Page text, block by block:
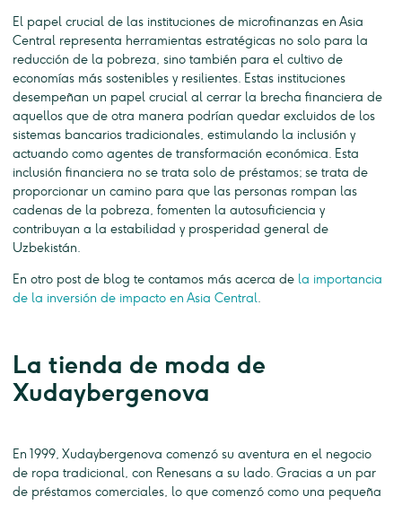
El papel crucial de las instituciones de microfinanzas en Asia
Central representa herramientas estratégicas no solo para la
reducción de la pobreza, sino también para el cultivo de
economías más sostenibles y resilientes. Estas instituciones
desempeñan un papel crucial al cerrar la brecha financiera de
aquellos que de otra manera podrían quedar excluidos de los
sistemas bancarios tradicionales, estimulando la inclusión y
actuando como agentes de transformación económica. Esta
inclusión financiera no se trata solo de préstamos; se trata de
proporcionar un camino para que las personas rompan las
cadenas de la pobreza, fomenten la autosuficiencia y
contribuyan a la estabilidad y prosperidad general de
Uzbekistán.
En otro post de blog te contamos más acerca de la importancia
de la inversión de impacto en Asia Central.
La tienda de moda de
Xudaybergenova
En 1999, Xudaybergenova comenzó su aventura en el negocio
de ropa tradicional, con Renesans a su lado. Gracias a un par
de préstamos comerciales, lo que comenzó como una pequeña